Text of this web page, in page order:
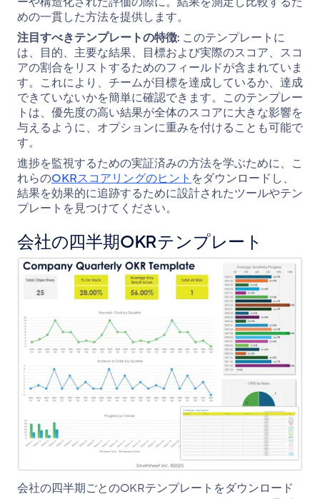
めの一貫した方法を提供します。
注目すべきテンプレートの特徴: このテンプレートに
は、目的、主要な結果、目標および実際のスコア、スコ
アの割合をリストするためのフィールドが含まれていま
す。これにより、チームが目標を達成しているか、達成
できていないかを簡単に確認できます。このテンプレー
トは、優先度の高い結果が全体のスコアに大きな影響を
与えるように、オプションに重みを付けることも可能で
す。
進捗を監視するための実証済みの方法を学ぶために、こ
れらのOKRスコアリングのヒント をダウンロードし、
結果を効果的に追跡するために設計されたツールやテン
プレートを見つけてください。
会社の四半期OKRテンプレート
会社の四半期ごとのOKRテンプレートをダウンロード